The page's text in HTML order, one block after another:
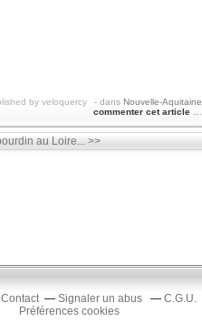
by veloquercy - dans Nouvelle-Aquitaine
commenter cet article
au Loire... >>
Contact Signaler un abus C.G.U.
Préférences cookies